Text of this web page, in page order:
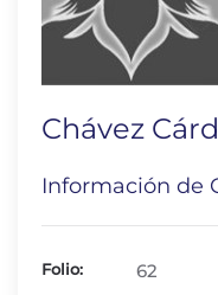
Chávez
Información de
Folio: 62